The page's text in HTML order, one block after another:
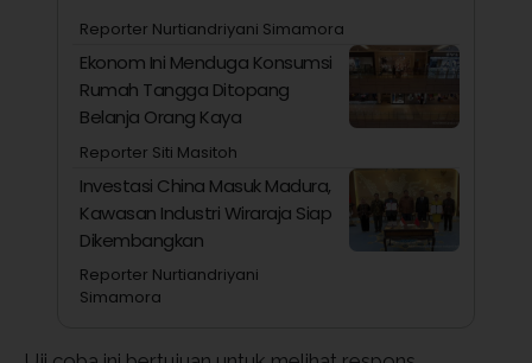
Reporter Nurtiandriyani Simamora
Ekonom Ini Menduga Konsumsi
Rumah Tangga Ditopang
Belanja Orang Kaya
Reporter Siti Masitoh
Investasi China Masuk Madura,
Kawasan Industri Wiraraja Siap
Dikembangkan
Reporter Nurtiandriyani
Simamora